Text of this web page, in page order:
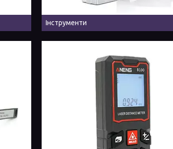
Інструменти